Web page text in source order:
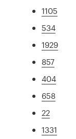
1105
534
1929
857
404
658
22
1331